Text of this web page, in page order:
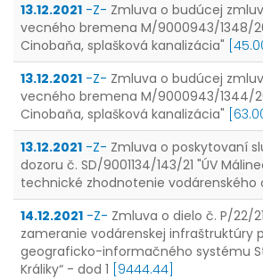
13.12.2021 -Z- Zmluva o budúcej
vecného bremena M/9000943/1348/
Cinobaňa, splašková kanalizácia"
13.12.2021 -Z- Zmluva o budúcej
vecného bremena M/9000943/1344/
Cinobaňa, splašková kanalizácia"
13.12.2021 -Z- Zmluva o poskytovaní
dozoru č. SD/9001134/143/21 "ÚV
technické zhodnotenie vodárenského
14.12.2021 -Z- Zmluva o dielo č. P/22/
zameranie vodárenskej infraštruktúry
geograficko-informačného systému
Králiky“ - dod 1 [9444.44]